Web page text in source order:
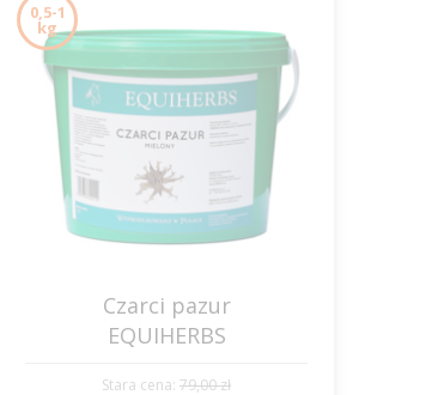
0,5-1
kg
Czarci pazur
EQUIHERBS
Stara cena: 79,00 zł